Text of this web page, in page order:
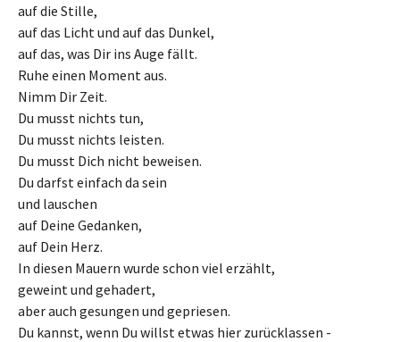
auf die Stille,
auf das Licht und auf das Dunkel,
auf das, was Dir ins Auge fällt.
Ruhe einen Moment aus.
Nimm Dir Zeit.
Du musst nichts tun,
Du musst nichts leisten.
Du musst Dich nicht beweisen.
Du darfst einfach da sein
und lauschen
auf Deine Gedanken,
auf Dein Herz.
In diesen Mauern wurde schon viel erzählt,
geweint und gehadert,
aber auch gesungen und gepriesen.
Du kannst, wenn Du willst etwas hier zurücklassen -